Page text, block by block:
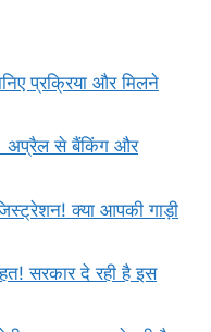
प्रक्रिया और मिलने
अप्रैल से बैंकिंग और
क्या आपकी गाड़ी
सरकार दे रही है इस